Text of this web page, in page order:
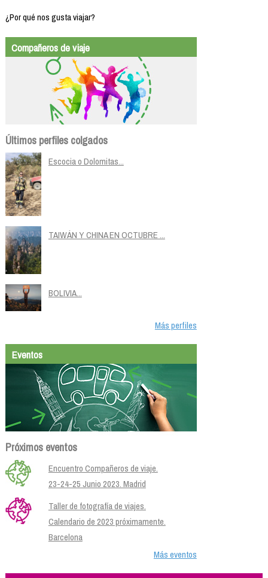
¿Por qué nos gusta viajar?
Compañeros de viaje
Últimos perfiles colgados
Escocia o Dolomitas...
TAIWÁN Y CHINA EN OCTUBRE ...
BOLIVIA...
Más perfiles
Eventos
Próximos eventos
Encuentro Compañeros de viaje.
23-24-25 Junio 2023. Madrid
Taller de fotografía de viajes.
Calendario de 2023 próximamente.
Barcelona
Más eventos